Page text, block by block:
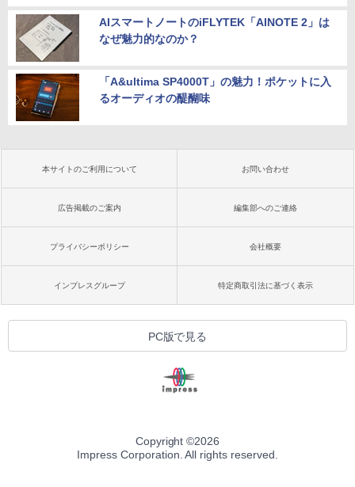
AIスマートノートのiFLYTEK「AINOTE 2」は
なぜ魅力的なのか？
「A&ultima SP4000T」の魅力！ポケットに入
るオーディオの醍醐味
本サイトのご利用について お問い合わせ
広告掲載のご案内 編集部へのご連絡
プライバシーポリシー 会社概要
インプレスグループ 特定商取引法に基づく表示
PC版で見る
Copyright ©2026
Impress Corporation. All rights reserved.